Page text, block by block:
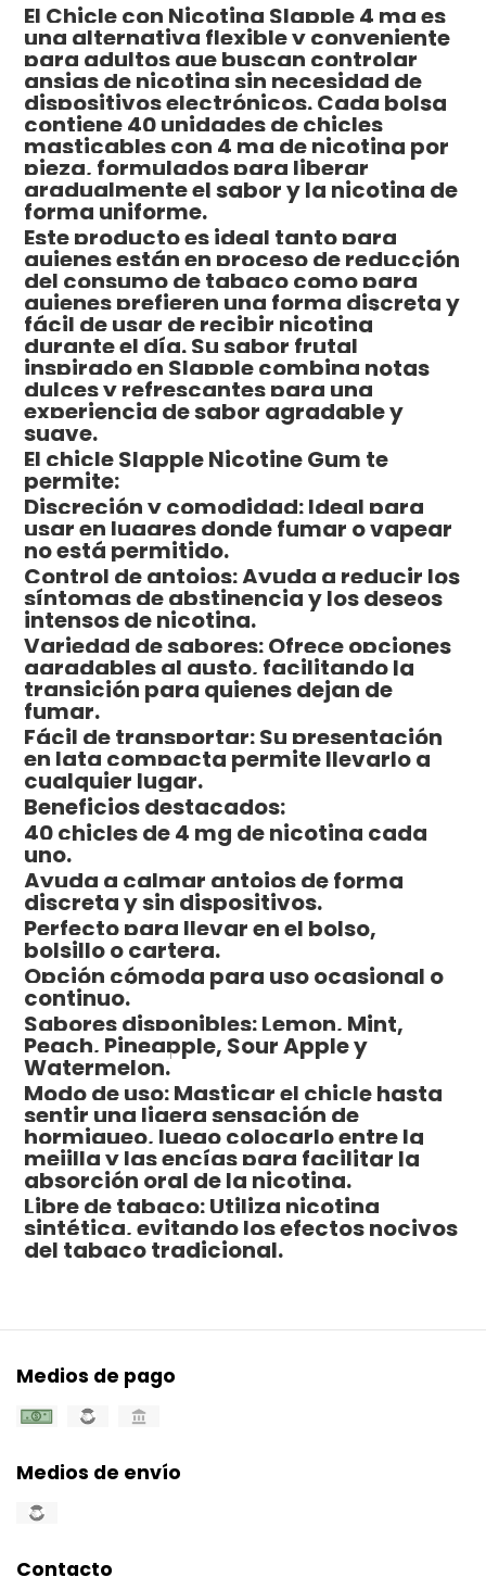
El Chicle con Nicotina Slapple 4 mg es
una alternativa flexible y conveniente
para adultos que buscan controlar
ansias de nicotina sin necesidad de
dispositivos electrónicos. Cada bolsa
contiene 40 unidades de chicles
masticables con 4 mg de nicotina por
pieza, formulados para liberar
gradualmente el sabor y la nicotina de
forma uniforme.
Este producto es ideal tanto para
quienes están en proceso de reducción
del consumo de tabaco como para
quienes prefieren una forma discreta y
fácil de usar de recibir nicotina
durante el día. Su sabor frutal
inspirado en Slapple combina notas
dulces y refrescantes para una
experiencia de sabor agradable y
suave.
El chicle Slapple Nicotine Gum te
permite:
Discreción y comodidad: Ideal para
usar en lugares donde fumar o vapear
no está permitido.
Control de antojos: Ayuda a reducir los
síntomas de abstinencia y los deseos
intensos de nicotina.
Variedad de sabores: Ofrece opciones
agradables al gusto, facilitando la
transición para quienes dejan de
fumar.
Fácil de transportar: Su presentación
en lata compacta permite llevarlo a
cualquier lugar.
Beneficios destacados:
40 chicles de 4 mg de nicotina cada
uno.
Ayuda a calmar antojos de forma
discreta y sin dispositivos.
Perfecto para llevar en el bolso,
bolsillo o cartera.
Opción cómoda para uso ocasional o
continuo.
Sabores disponibles: Lemon, Mint,
Peach, Pineapple, Sour Apple y
Watermelon.
Modo de uso: Masticar el chicle hasta
sentir una ligera sensación de
hormigueo, luego colocarlo entre la
mejilla y las encías para facilitar la
absorción oral de la nicotina.
Libre de tabaco: Utiliza nicotina
sintética, evitando los efectos nocivos
del tabaco tradicional.
Medios de pago
Medios de envío
Contacto